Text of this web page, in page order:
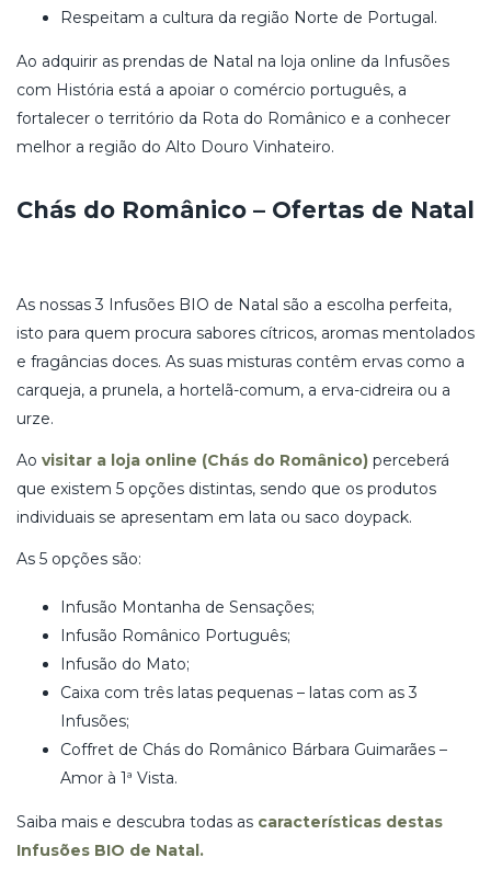
Respeitam a cultura da região Norte de Portugal.
Ao adquirir as prendas de Natal na loja online da Infusões
com História está a apoiar o comércio português, a
fortalecer o território da Rota do Românico e a conhecer
melhor a região do Alto Douro Vinhateiro.
Chás do Românico – Ofertas de Natal
As nossas 3 Infusões BIO de Natal são a escolha perfeita,
isto para quem procura sabores cítricos, aromas mentolados
e fragâncias doces. As suas misturas contêm ervas como a
carqueja, a prunela, a hortelã-comum, a erva-cidreira ou a
urze.
Ao visitar a loja online (Chás do Românico) perceberá
que existem 5 opções distintas, sendo que os produtos
individuais se apresentam em lata ou saco doypack.
As 5 opções são:
Infusão Montanha de Sensações;
Infusão Românico Português;
Infusão do Mato;
Caixa com três latas pequenas – latas com as 3
Infusões;
Coffret de Chás do Românico Bárbara Guimarães –
Amor à 1ª Vista.
Saiba mais e descubra todas as características destas
Infusões BIO de Natal.